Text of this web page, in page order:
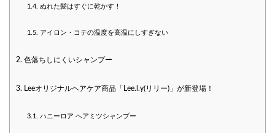
1.4. ぬれた髪はすぐに乾かす！
1.5. アイロン・コテの温度を高温にしすぎない
2. 色落ちしにくいシャンプー
3. Leeオリジナルヘアケア商品「Lee.l.y(リリー)」が新登場！
3.1. ハニーロア ヘアミツシャンプー